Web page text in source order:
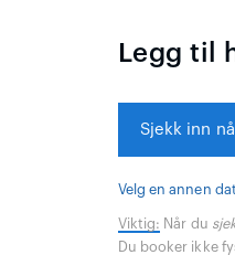
Legg til
Sjekk inn nå
Velg en annen
Viktig: Når du
Du booker ikke